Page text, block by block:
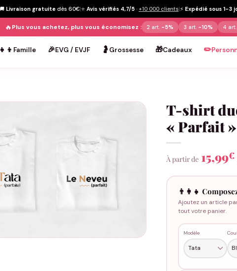
Livraison gratuite dès 60€|⭐ Avis vérifiés 4,7/5 · +10 000 clients|⚡ Expédié sous 1-3
🔥Plus vous achetez, plus vous économisez : 2 art. -5% 3 art. -10% 4 art.
Famille 🎉EVG / EVJF 🤰 Grossesse 🎁Cadeaux ✏️
T-shirt
« Parfait »
À partir de 15,99€
👨‍👩‍👧
Ajoutez un article
tout votre panier.
Modèle